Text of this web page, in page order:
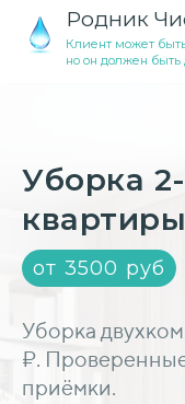
Родник
Клиент может
но он должен быть
Уборка
от 3500 руб
Уборка
₽.
приёмки.